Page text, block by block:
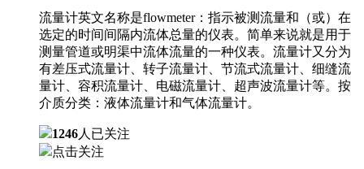
流量计英文名称是flowmeter：指示被测流量和（或）在
选定的时间间隔内流体总量的仪表。简单来说就是用于
测量管道或明渠中流体流量的一种仪表。流量计又分为
有差压式流量计、转子流量计、节流式流量计、细缝流
量计、容积流量计、电磁流量计、超声波流量计等。按
介质分类：液体流量计和气体流量计。
1246人已关注
点击关注